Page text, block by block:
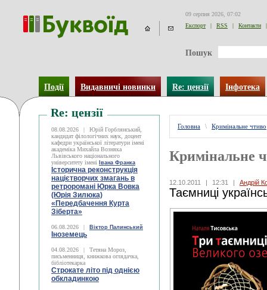
09 серпня 2026, 07:02
Експорт
| RSS | Контакти |
Пошук
Події Видавничі новинки Re: цензії Інфотека
Re: цензії
08.08.2026 |
Юрій Горблянський,
кандидат філологічних наук, доцент
кафедри української літератури імені
академіка Михайла Возняка
Львівського національного
університету імені
Івана Франка
Історична реконструкція
націєтворчих змагань в
ретроромані Юрка Вовка
(Юрія Зилюка)
«Передбачення Курта
Зіберта»
06.08.2026 | Віктор Палинський
Іноземець
04.08.2026 |
Тетяна Мороз,
письменниця, книжкова оглядачка,
бібліотекарка
Строкате літо під однією
обкладинкою
Головна \ Кримінальне чтиво
Кримінальне
12.10.2011 | 12:31 | Андрій
Таємниці